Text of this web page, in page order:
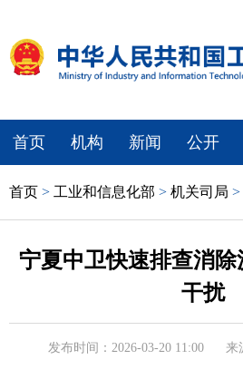
首页 机构 新闻 公开
首页 > 工业和信息化部 > 机关司局 >
宁夏中卫快速排查消除
干扰
发布时间：2026-03-20 11:00 来